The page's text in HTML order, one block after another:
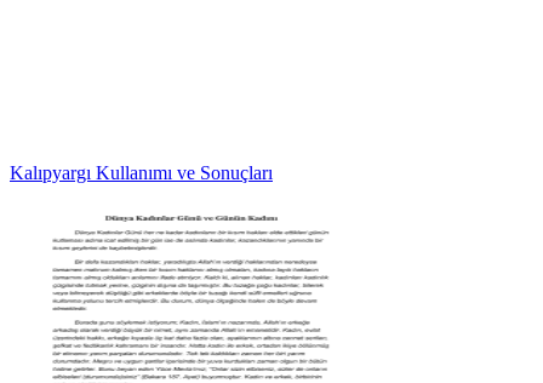
Kalıpyargı Kullanımı ve Sonuçları